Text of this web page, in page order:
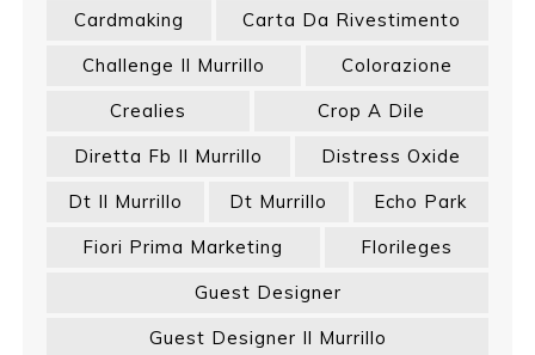
Cardmaking
Carta Da Rivestimento
Challenge Il Murrillo
Colorazione
Crealies
Crop A Dile
Diretta Fb Il Murrillo
Distress Oxide
Dt Il Murrillo
Dt Murrillo
Echo Park
Fiori Prima Marketing
Florileges
Guest Designer
Guest Designer Il Murrillo